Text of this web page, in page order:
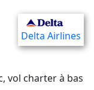
Delta Airlines
vol charter à bas